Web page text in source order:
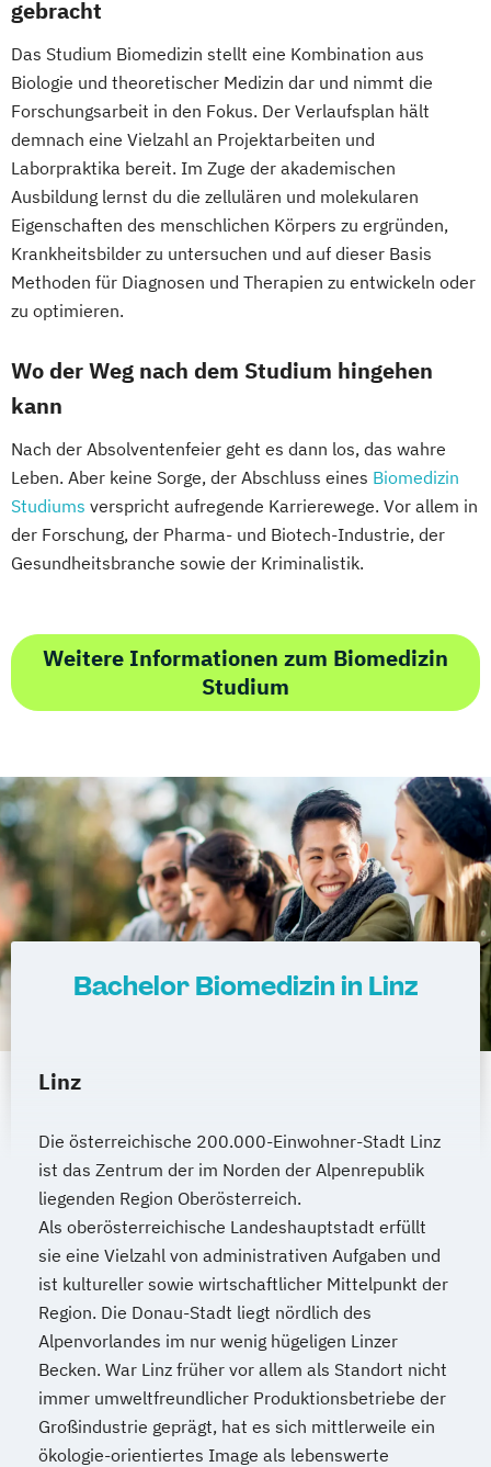
gebracht
Das Studium Biomedizin stellt eine Kombination aus
Biologie und theoretischer Medizin dar und nimmt die
Forschungsarbeit in den Fokus. Der Verlaufsplan hält
demnach eine Vielzahl an Projektarbeiten und
Laborpraktika bereit. Im Zuge der akademischen
Ausbildung lernst du die zellulären und molekularen
Eigenschaften des menschlichen Körpers zu ergründen,
Krankheitsbilder zu untersuchen und auf dieser Basis
Methoden für Diagnosen und Therapien zu entwickeln oder
zu optimieren.
Wo der Weg nach dem Studium hingehen
kann
Nach der Absolventenfeier geht es dann los, das wahre
Leben. Aber keine Sorge, der Abschluss eines Biomedizin
Studiums verspricht aufregende Karrierewege. Vor allem in
der Forschung, der Pharma- und Biotech-Industrie, der
Gesundheitsbranche sowie der Kriminalistik.
Weitere Informationen zum Biomedizin
Studium
Bachelor Biomedizin in Linz
Linz
Die österreichische 200.000-Einwohner-Stadt Linz
ist das Zentrum der im Norden der Alpenrepublik
liegenden Region Oberösterreich.
Als oberösterreichische Landeshauptstadt erfüllt
sie eine Vielzahl von administrativen Aufgaben und
ist kultureller sowie wirtschaftlicher Mittelpunkt der
Region. Die Donau-Stadt liegt nördlich des
Alpenvorlandes im nur wenig hügeligen Linzer
Becken. War Linz früher vor allem als Standort nicht
immer umweltfreundlicher Produktionsbetriebe der
Großindustrie geprägt, hat es sich mittlerweile ein
ökologie-orientiertes Image als lebenswerte